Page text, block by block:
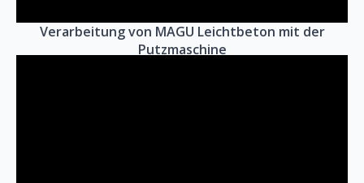
Verarbeitung von MAGU Leichtbeton mit der
Putzmaschine